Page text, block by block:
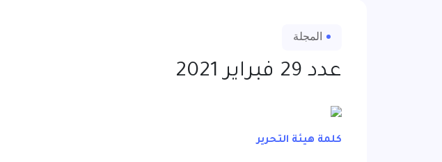
المجلة
عدد 29 فبراير 2021
كلمة هيئة التحرير